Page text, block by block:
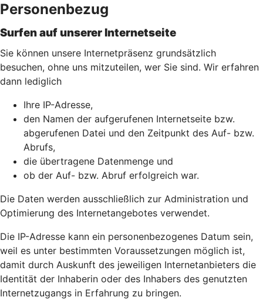
Personenbezug
Surfen auf unserer Internetseite
Sie können unsere Internetpräsenz grundsätzlich
besuchen, ohne uns mitzuteilen, wer Sie sind. Wir erfahren
dann lediglich
Ihre IP-Adresse,
den Namen der aufgerufenen Internetseite bzw.
abgerufenen Datei und den Zeitpunkt des Auf- bzw.
Abrufs,
die übertragene Datenmenge und
ob der Auf- bzw. Abruf erfolgreich war.
Die Daten werden ausschließlich zur Administration und
Optimierung des Internetangebotes verwendet.
Die IP-Adresse kann ein personenbezogenes Datum sein,
weil es unter bestimmten Voraussetzungen möglich ist,
damit durch Auskunft des jeweiligen Internetanbieters die
Identität der Inhaberin oder des Inhabers des genutzten
Internetzugangs in Erfahrung zu bringen.